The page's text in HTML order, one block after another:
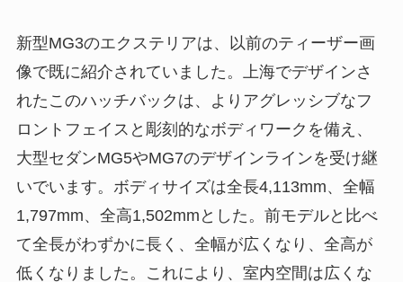
新型MG3のエクステリアは、以前のティーザー画
像で既に紹介されていました。上海でデザインさ
れたこのハッチバックは、よりアグレッシブなフ
ロントフェイスと彫刻的なボディワークを備え、
大型セダンMG5やMG7のデザインラインを受け継
いでいます。ボディサイズは全長4,113mm、全幅
1,797mm、全高1,502mmとした。前モデルと比べ
て全長がわずかに長く、全幅が広くなり、全高が
低くなりました。これにより、室内空間は広くな